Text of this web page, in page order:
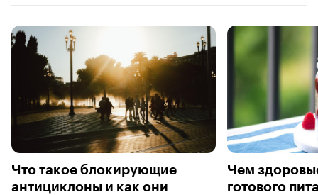
Что такое блокирующие
антициклоны и как они
Чем
готового